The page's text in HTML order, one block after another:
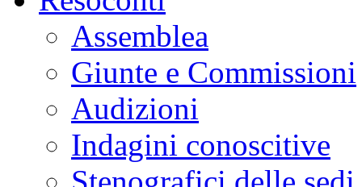
Assemblea
Giunte e Commissioni
Audizioni
Indagini conoscitive